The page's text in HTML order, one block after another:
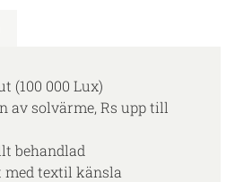
(100 000 Lux)
av solvärme, Rs upp till
behandlad
med textil känsla